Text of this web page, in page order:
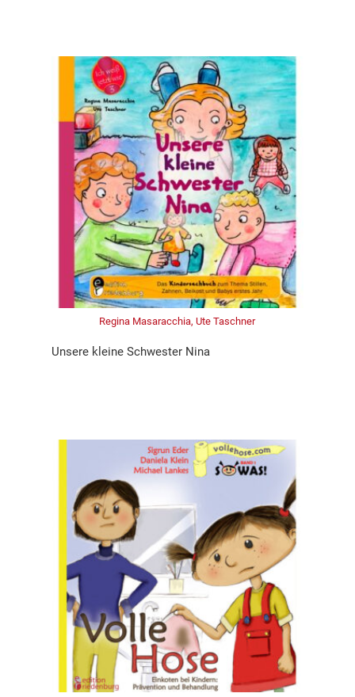
Regina Masaracchia, Ute Taschner
Unsere kleine Schwester Nina